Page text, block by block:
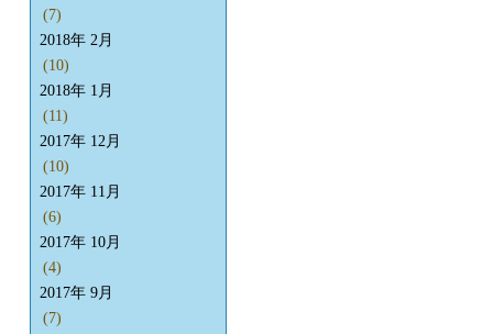
(7)
2018年 2月
(10)
2018年 1月
(11)
2017年 12月
(10)
2017年 11月
(6)
2017年 10月
(4)
2017年 9月
(7)